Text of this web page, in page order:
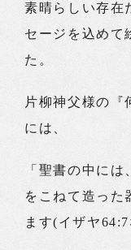
素晴らしい存在
セージを込めて
た。
片柳神父様の『
には、
「聖書の中に
をこねて造った
ます(イザヤ64:7